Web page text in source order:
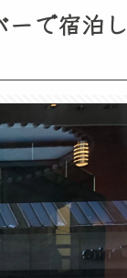
で宿泊し